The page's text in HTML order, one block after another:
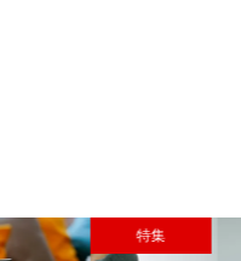
特集